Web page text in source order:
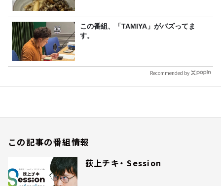
この番組、「TAMIYA」がバズってま
す。
Recommended by
この記事の番組情報
荻上チキ・ Session